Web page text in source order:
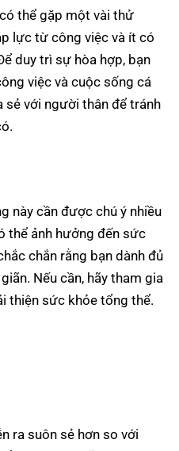
thể gặp một vài thử
lực từ công việc và ít có
duy trì sự hòa hợp, bạn
việc và cuộc sống cá
sẻ với người thân để tránh
này cần được chú ý nhiều
thể ảnh hưởng đến sức
chắn rằng bạn dành đủ
Nếu cần, hãy tham gia
thiện sức khỏe tổng thể.
ra suôn sẻ hơn so với